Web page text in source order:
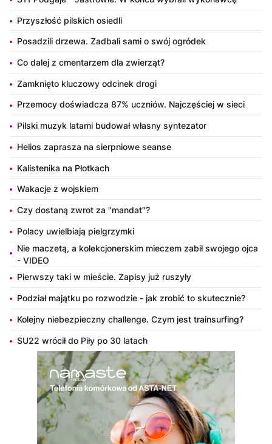
Przyszłość pilskich osiedli
Posadzili drzewa. Zadbali sami o swój ogródek
Co dalej z cmentarzem dla zwierząt?
Zamknięto kluczowy odcinek drogi
Przemocy doświadcza 87% uczniów. Najczęściej w sieci
Pilski muzyk latami budował własny syntezator
Helios zaprasza na sierpniowe seanse
Kalistenika na Płotkach
Wakacje z wojskiem
Czy dostaną zwrot za "mandat"?
Polacy uwielbiają pielgrzymki
Nie maczetą, a kolekcjonerskim mieczem zabił swojego ojca
- VIDEO
Pierwszy taki w mieście. Zapisy już ruszyły
Podział majątku po rozwodzie - jak zrobić to skutecznie?
Kolejny niebezpieczny challenge. Czym jest trainsurfing?
SU22 wrócił do Piły po 30 latach